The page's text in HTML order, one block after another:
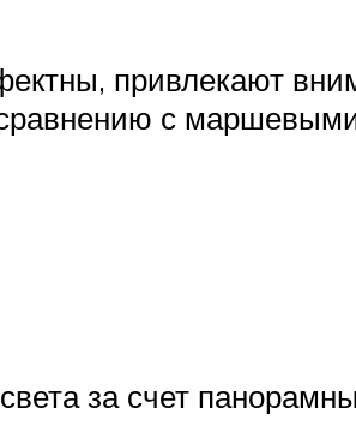
привлекают
с
за счет